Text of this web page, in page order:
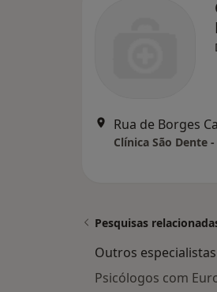
Rua de Borges
Clínica São Dente
Pesquisas
Outros
Psicólogos com